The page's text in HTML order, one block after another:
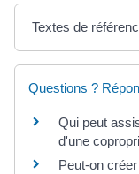
Textes de
Questions ?
Qui peut
d'une
Peut-on